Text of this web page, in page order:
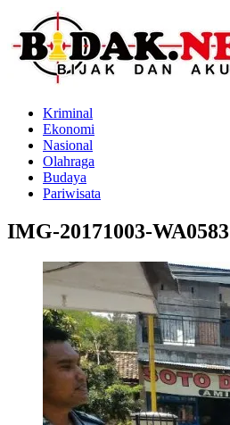
Kriminal
Ekonomi
Nasional
Olahraga
Budaya
Pariwisata
IMG-20171003-WA0583